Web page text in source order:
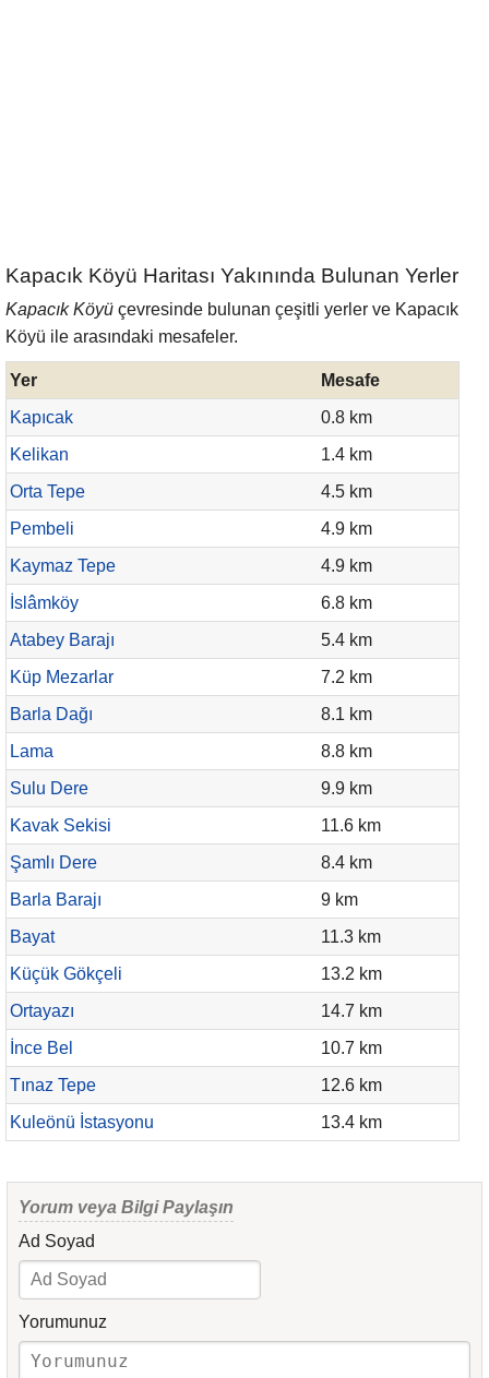
Kapacık Köyü Haritası Yakınında Bulunan Yerler
Kapacık Köyü çevresinde bulunan çeşitli yerler ve Kapacık
Köyü ile arasındaki mesafeler.
Yer
Mesafe
Kapıcak
0.8 km
Kelikan
1.4 km
Orta Tepe
4.5 km
Pembeli
4.9 km
Kaymaz Tepe
4.9 km
İslâmköy
6.8 km
Atabey Barajı
5.4 km
Küp Mezarlar
7.2 km
Barla Dağı
8.1 km
Lama
8.8 km
Sulu Dere
9.9 km
Kavak Sekisi
11.6 km
Şamlı Dere
8.4 km
Barla Barajı
9 km
Bayat
11.3 km
Küçük Gökçeli
13.2 km
Ortayazı
14.7 km
İnce Bel
10.7 km
Tınaz Tepe
12.6 km
Kuleönü İstasyonu
13.4 km
Yorum veya Bilgi Paylaşın
Ad Soyad
Yorumunuz